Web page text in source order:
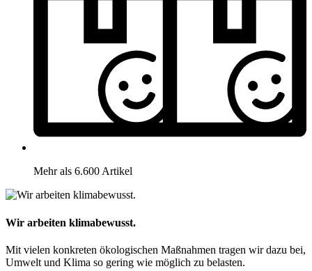
Mehr als 6.600 Artikel
Wir arbeiten klimabewusst.
Mit vielen konkreten ökologischen Maßnahmen tragen wir dazu bei,
Umwelt und Klima so gering wie möglich zu belasten.